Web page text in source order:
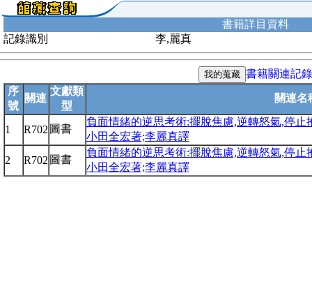
書籍詳目資料
記錄識別
李,麗真
書籍關連記錄
序
號
關連
文獻類
型
關連名
1 R702 圖書
負面情緒的逆思考術:擺脫焦慮,逆轉怒氣,停
小田全宏著;李麗真譯
2
R702 圖書
負面情緒的逆思考術:擺脫焦慮,逆轉怒氣,停
小田全宏著;李麗真譯